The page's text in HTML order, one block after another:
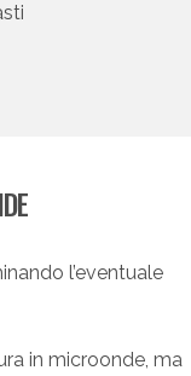
l’eventuale
in microonde, ma